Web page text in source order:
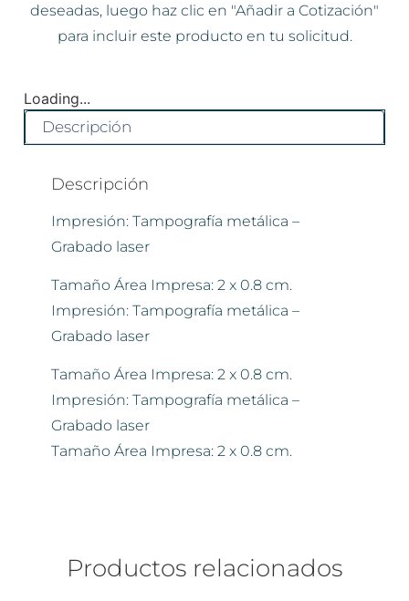
deseadas, luego haz clic en "Añadir a Cotización"
para incluir este producto en tu solicitud.
Loading...
Descripción
Descripción
Impresión: Tampografía metálica –
Grabado laser
Tamaño Área Impresa: 2 x 0.8 cm.
Impresión: Tampografía metálica –
Grabado laser
Tamaño Área Impresa: 2 x 0.8 cm.
Impresión: Tampografía metálica –
Grabado laser
Tamaño Área Impresa: 2 x 0.8 cm.
Productos relacionados